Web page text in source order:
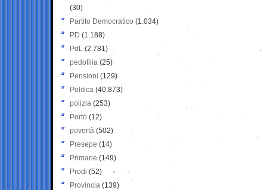
(30)
Partito Democratico (1.034)
PD (1.188)
PdL (2.781)
pedofilia (25)
Pensioni (129)
Politica (40.873)
polizia (253)
Porto (12)
povertà (502)
Presepe (14)
Primarie (149)
Prodi (52)
Provincia (139)